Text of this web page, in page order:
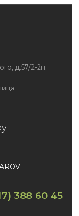
д.57/2-2н.
388 60 45